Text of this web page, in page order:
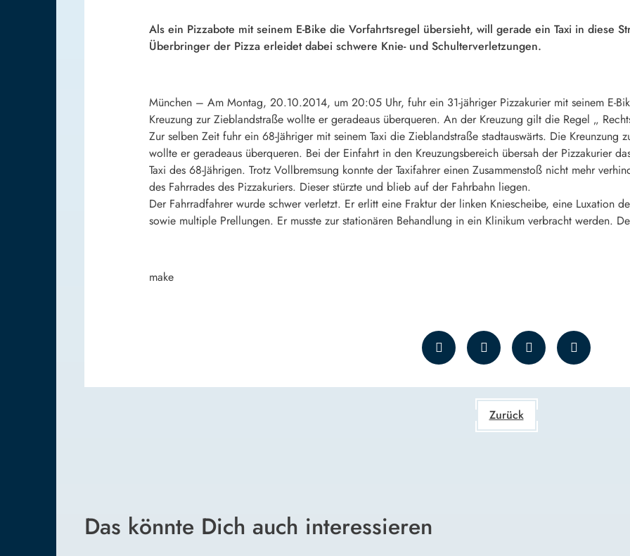
Als ein Pizzabote mit seinem E-Bike die Vorfahrtsregel übersieht, will gerade ein Taxi in diese
Überbringer der Pizza erleidet dabei schwere Knie- und Schulterverletzungen.
München – Am Montag, 20.10.2014, um 20:05 Uhr, fuhr ein 31-jähriger Pizzakurier mit seinem E-
Kreuzung zur Zieblandstraße wollte er geradeaus überqueren. An der Kreuzung gilt die Regel „
Zur selben Zeit fuhr ein 68-Jähriger mit seinem Taxi die Zieblandstraße stadtauswärts. Die Kreunzung
wollte er geradeaus überqueren. Bei der Einfahrt in den Kreuzungsbereich übersah der Pizzakurier
Taxi des 68-Jährigen. Trotz Vollbremsung konnte der Taxifahrer einen Zusammenstoß nicht mehr
des Fahrrades des Pizzakuriers. Dieser stürzte und blieb auf der Fahrbahn liegen.
Der Fahrradfahrer wurde schwer verletzt. Er erlitt eine Fraktur der linken Kniescheibe, eine Luxation
sowie multiple Prellungen. Er musste zur stationären Behandlung in ein Klinikum verbracht werden.
make
Zurück
Das könnte Dich auch interessieren